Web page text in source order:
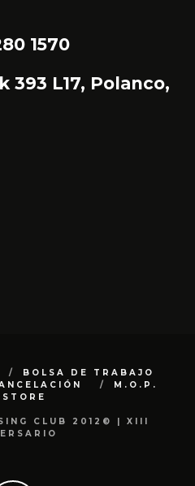
1570
393 L17, Polanco,
BOLSA DE TRABAJO
M.O.P.
STORE
CLUB 2012© | XIII